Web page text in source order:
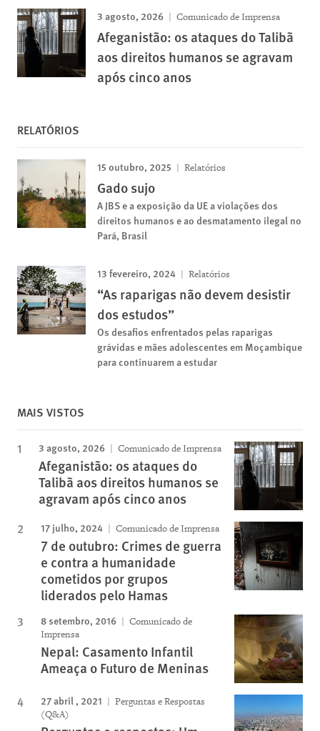
3 agosto, 2026 Comunicado de Imprensa
Afeganistão: os ataques do Talibã
aos direitos humanos se agravam
após cinco anos
RELATÓRIOS
15 outubro, 2025 Relatórios
Gado sujo
A JBS e a exposição da UE a violações dos
direitos humanos e ao desmatamento ilegal no
Pará, Brasil
13 fevereiro, 2024 Relatórios
“As raparigas não devem desistir
dos estudos”
Os desafios enfrentados pelas raparigas
grávidas e mães adolescentes em Moçambique
para continuarem a estudar
MAIS VISTOS
3 agosto, 2026 Comunicado de Imprensa
Afeganistão: os ataques do
Talibã aos direitos humanos se
agravam após cinco anos
17 julho, 2024 Comunicado de Imprensa
7 de outubro: Crimes de guerra
e contra a humanidade
cometidos por grupos
liderados pelo Hamas
8 setembro, 2016
Comunicado de
Imprensa
Nepal: Casamento Infantil
Ameaça o Futuro de Meninas
27 abril , 2021
Perguntas e Respostas
(Q&A)